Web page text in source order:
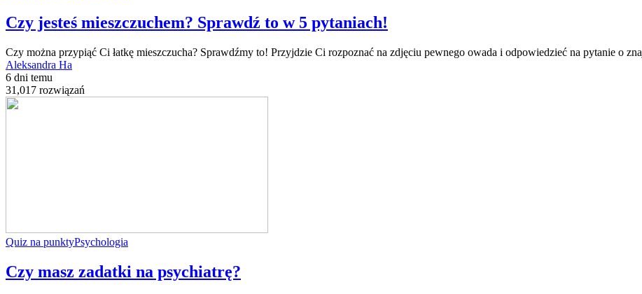
Czy jesteś mieszczuchem? Sprawdź to w 5 pytaniach!
Czy można przypiąć Ci łatkę mieszczucha? Sprawdźmy to! Przyjdzie Ci rozpoznać na zdjęciu pewnego owada i odpowiedzieć na pytanie o
Aleksandra Ha
6 dni temu
31,017 rozwiązań
Quiz na punktyPsychologia
Czy masz zadatki na psychiatrę?